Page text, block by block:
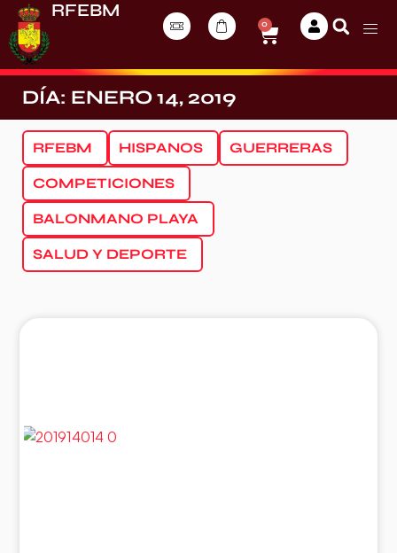
RFEBM
0
DÍA: ENERO 14, 2019
RFEBM HISPANOS GUERRERAS
COMPETICIONES
BALONMANO PLAYA
SALUD Y DEPORTE